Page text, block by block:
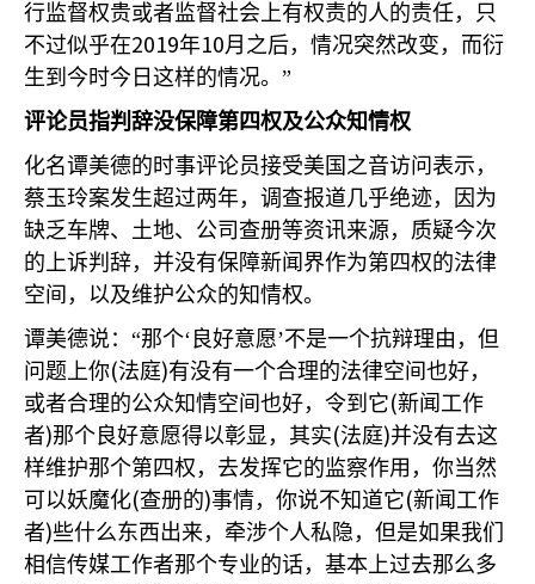
行监督权贵或者监督社会上有权责的人的责任，只
不过似乎在2019年10月之后，情况突然改变，而衍
生到今时今日这样的情况。”
评论员指判辞没保障第四权及公众知情权
化名谭美德的时事评论员接受美国之音访问表示，
蔡玉玲案发生超过两年，调查报道几乎绝迹，因为
缺乏车牌、土地、公司查册等资讯来源，质疑今次
的上诉判辞，并没有保障新闻界作为第四权的法律
空间，以及维护公众的知情权。
谭美德说：“那个‘良好意愿’不是一个抗辩理由，但
问题上你(法庭)有没有一个合理的法律空间也好，
或者合理的公众知情空间也好，令到它(新闻工作
者)那个良好意愿得以彰显，其实(法庭)并没有去这
样维护那个第四权，去发挥它的监察作用，你当然
可以妖魔化(查册的)事情，你说不知道它(新闻工作
者)些什么东西出来，牵涉个人私隐，但是如果我们
相信传媒工作者那个专业的话，基本上过去那么多